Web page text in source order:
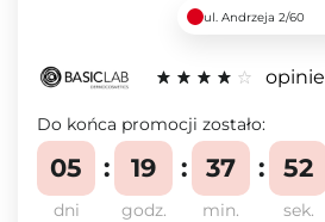
ul. Andrzeja 2/60
opinie
Do końca promocji zostało:
dni
05
godz.
19
min.
37
sek.
51